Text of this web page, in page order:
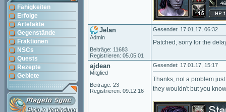
Fähigkeiten
Erfolge
Artefakte
Gegenstände
Fraktionen
NSCs
Quests
Rezepte
Gebiete
Jelan
Admin
Beiträge: 11683
Registrieren: 05.05.01
Gesendet: 17.01.17, 06:32
Patched, sorry for the
ajdean
Mitglied
Beiträge: 23
Registrieren: 09.12.16
Gesendet: 17.01.17, 15:17
Thanks, not a problem
they wouldn't but you